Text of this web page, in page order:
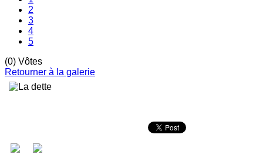
2
3
4
5
(0) Vôtes
Retourner à la galerie